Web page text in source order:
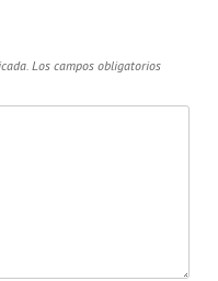
Los campos obligatorios